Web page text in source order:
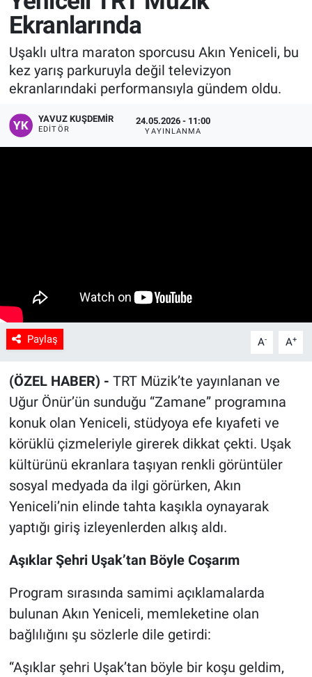
Ekranlarında
Uşaklı ultra maraton sporcusu Akın Yeniceli, bu
kez yarış parkuruyla değil televizyon
ekranlarındaki performansıyla gündem oldu.
YAVUZ KUŞDEMIR
EDITÖR
24.05.2026 - 11:00
YAYINLANMA
Paylaş A- A+
(ÖZEL HABER) - TRT Müzik’te yayınlanan ve
Uğur Önür’ün sunduğu “Zamane” programına
konuk olan Yeniceli, stüdyoya efe kıyafeti ve
körüklü çizmeleriyle girerek dikkat çekti. Uşak
kültürünü ekranlara taşıyan renkli görüntüler
sosyal medyada da ilgi görürken, Akın
Yeniceli’nin elinde tahta kaşıkla oynayarak
yaptığı giriş izleyenlerden alkış aldı.
Aşıklar Şehri Uşak’tan Böyle Coşarım
Program sırasında samimi açıklamalarda
bulunan Akın Yeniceli, memleketine olan
bağlılığını şu sözlerle dile getirdi:
“Aşıklar şehri Uşak’tan böyle bir koşu geldim,
Manşet
Resmi İlanlar
Sağlık
Son Dakika